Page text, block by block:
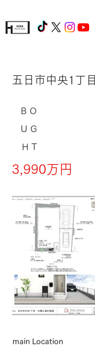
五日市中央1丁目
BO
UG
HT
3,990万円
main Location